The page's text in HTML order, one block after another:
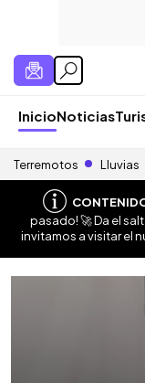
InicioNoticias
Terremotos Lluvias
pasado! 🚀 Da el
invitamos a visitar el